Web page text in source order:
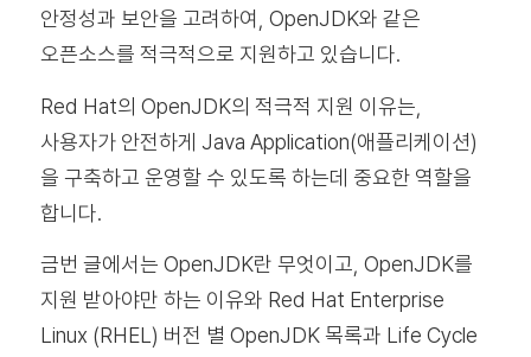
안정성과 보안을 고려하여, OpenJDK와 같은
오픈소스를 적극적으로 지원하고 있습니다.
Red Hat의 OpenJDK의 적극적 지원 이유는,
사용자가 안전하게 Java Application(애플리케이션)
을 구축하고 운영할 수 있도록 하는데 중요한 역할을
합니다.
금번 글에서는 OpenJDK란 무엇이고, OpenJDK를
지원 받아야만 하는 이유와 Red Hat Enterprise
Linux (RHEL) 버전 별 OpenJDK 목록과 Life Cycle